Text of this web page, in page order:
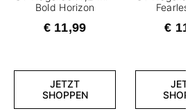
Bold Horizon
€ 11,99
JETZT
SHOPPEN
€